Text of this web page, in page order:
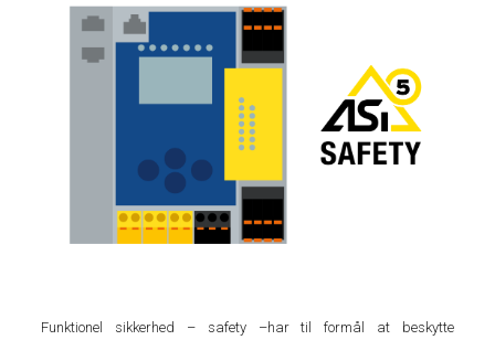
Funktionel sikkerhed – safety –har til formål at beskytte